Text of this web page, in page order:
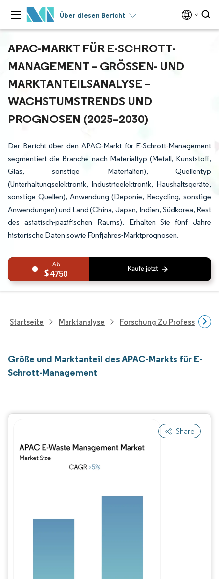
Über diesen Bericht
APAC-MARKT FÜR E-SCHROTT-
MANAGEMENT – GRÖSSEN- UND M
ARKTANTEILSANALYSE – W
ACHSTUMSTRENDS UND P
ROGNOSEN (2025–2030)
Der Bericht über den APAC-Markt für E-Schrott-Management
segmentiert die Branche nach Materialtyp (Metall, Kunststoff,
Glas, sonstige Materialien), Quellentyp
(Unterhaltungselektronik, Industrieelektronik, Haushaltsgeräte,
sonstige Quellen), Anwendung (Deponie, Recycling, sonstige
Anwendungen) und Land (China, Japan, Indien, Südkorea, Rest
des asiatisch-pazifischen Raums). Erhalten Sie fünf Jahre
historische Daten sowie Fünfjahres-Marktprognosen.
4750
Startseite Marktanalyse Forschung Zu
Größe und Marktanteil des APAC-Markts für E-
Schrott-Management
Share